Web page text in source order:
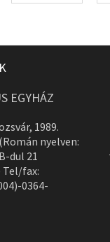
EGYHÁZ
1989.
nyelven:
dul 21
Tel/fax:
0364-